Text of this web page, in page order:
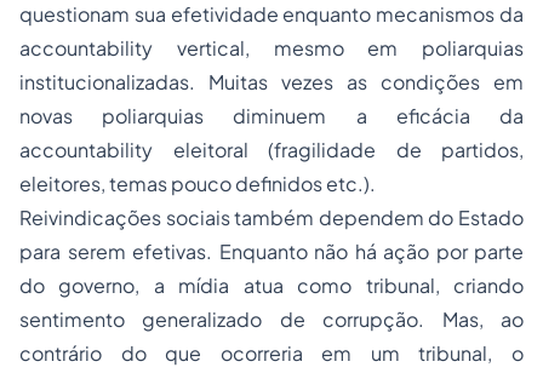
questionam sua efetividade enquanto mecanismos da
accountability vertical, mesmo em poliarquias
institucionalizadas. Muitas vezes as condições em
novas poliarquias diminuem a eficácia da
accountability eleitoral (fragilidade de partidos,
eleitores, temas pouco definidos etc.).
Reivindicações sociais também dependem do Estado
para serem efetivas. Enquanto não há ação por parte
do governo, a mídia atua como tribunal, criando
sentimento generalizado de corrupção. Mas, ao
contrário do que ocorreria em um tribunal, o